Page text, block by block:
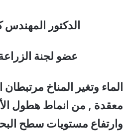
الدكتور
عضو لجنة
الماء وتغير المناخ مرتبطان
معقدة , من انماط هطول
وارتفاع مستويات سطح